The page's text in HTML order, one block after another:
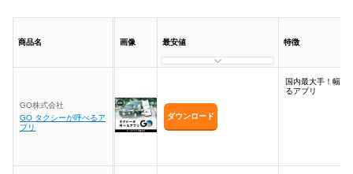
商品名 画像 最安値 特徴
GO株式会社
GO タクシーが呼べるア
プリ
ダウンロード
国内最大手！幅広
るアプリ